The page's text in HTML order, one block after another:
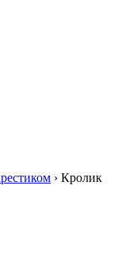
› Кролик